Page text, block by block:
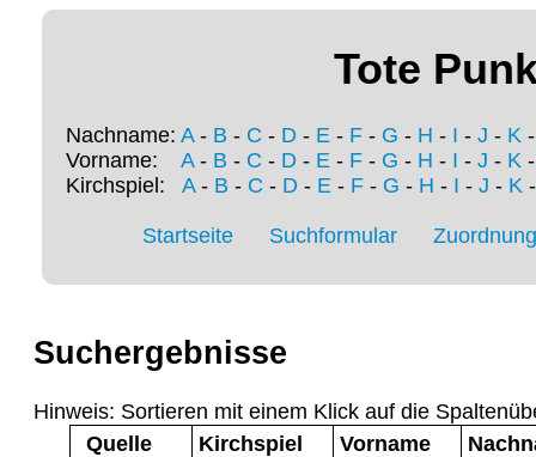
Tote
Nachname: A- B - C - D - E - F - G - H - I - J - K
Vorname: A- B - C - D - E - F - G - H - I - J - K
Kirchspiel: A- B - C - D- E- F- G - H - I - J - K
Startseite Suchformular
Suchergebnisse
Hinweis: Sortieren mit einem Klick auf die
Quelle
Kirchspiel Vorname